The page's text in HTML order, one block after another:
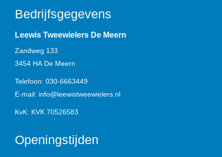
Bedrijfsgegevens
Leewis Tweewielers De Meern
Zandweg 133
3454 HA De Meern
Telefoon: 030-6663449
E-mail: info@leewistweewielers.nl
KvK: KVK 70526583
Openingstijden